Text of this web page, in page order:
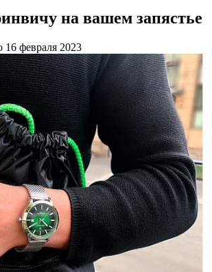
на вашем запястье
16 февраля 2023